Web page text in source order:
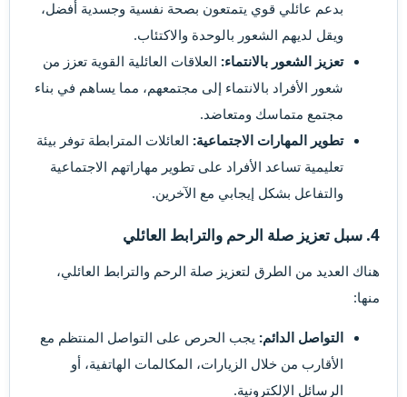
بدعم عائلي قوي يتمتعون بصحة نفسية وجسدية أفضل،
ويقل لديهم الشعور بالوحدة والاكتئاب.
تعزيز الشعور بالانتماء: العلاقات العائلية القوية تعزز من
شعور الأفراد بالانتماء إلى مجتمعهم، مما يساهم في بناء
مجتمع متماسك ومتعاضد.
تطوير المهارات الاجتماعية: العائلات المترابطة توفر بيئة
تعليمية تساعد الأفراد على تطوير مهاراتهم الاجتماعية
والتفاعل بشكل إيجابي مع الآخرين.
4. سبل تعزيز صلة الرحم والترابط العائلي
هناك العديد من الطرق لتعزيز صلة الرحم والترابط العائلي،
منها:
التواصل الدائم: يجب الحرص على التواصل المنتظم مع
الأقارب من خلال الزيارات، المكالمات الهاتفية، أو
الرسائل الإلكترونية.